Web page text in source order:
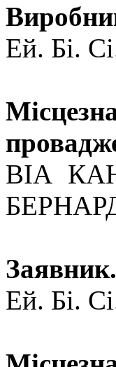
Ей. Бі.
ВІА
Заявник.
Ей. Бі.